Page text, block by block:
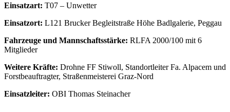
Einsatzart: T07 – Unwetter
Einsatzort: L121 Brucker Begleitstraße Höhe Badlgalerie, Peggau
Fahrzeuge und Mannschaftsstärke: RLFA 2000/100 mit 6
Mitglieder
Weitere Kräfte: Drohne FF Stiwoll, Standortleiter Fa. Alpacem und
Forstbeauftragter, Straßenmeisterei Graz-Nord
Einsatzleiter: OBI Thomas Steinacher